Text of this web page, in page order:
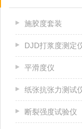
施胶度套装
DJD打浆度测定
平滑度仪
纸张抗张力测试
断裂强度试验仪